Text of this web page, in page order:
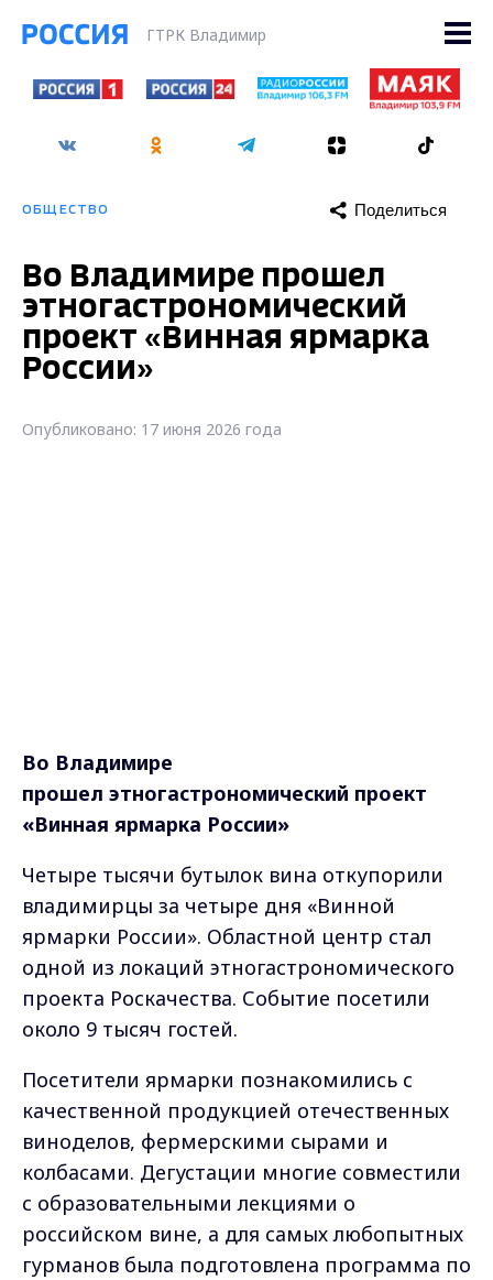
ГТРК Владимир
ОБЩЕСТВО Поделиться
Во Владимире прошел
этногастрономический
проект «Винная ярмарка
России»
Опубликовано: 17 июня 2026 года
Во Владимире
прошел этногастрономический проект
«Винная ярмарка России»
Четыре тысячи бутылок вина откупорили
владимирцы за четыре дня «Винной
ярмарки России». Областной центр стал
одной из локаций этногастрономического
проекта Роскачества. Событие посетили
около 9 тысяч гостей.
Посетители ярмарки познакомились с
качественной продукцией отечественных
виноделов, фермерскими сырами и
колбасами. Дегустации многие совместили
с образовательными лекциями о
российском вине, а для самых любопытных
гурманов была подготовлена программа по